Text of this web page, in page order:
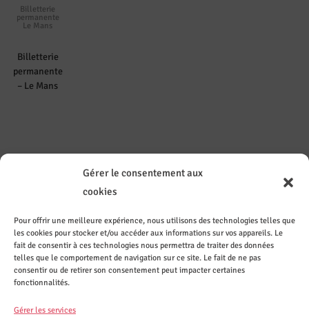
Gérer le consentement aux
cookies
Pour offrir une meilleure expérience, nous utilisons des technologies telles que
les cookies pour stocker et/ou accéder aux informations sur vos appareils. Le
fait de consentir à ces technologies nous permettra de traiter des données
telles que le comportement de navigation sur ce site. Le fait de ne pas
consentir ou de retirer son consentement peut impacter certaines
fonctionnalités.
Gérer les services
Billetterie
permanente
Le Mans
Billetterie
permanente
– Le Mans
Contact
ez le
CASI de
Nantes
Sur les
réseaux
sociaux
Recevez
les
actuali
tés par
mail
Le CASI
recrute